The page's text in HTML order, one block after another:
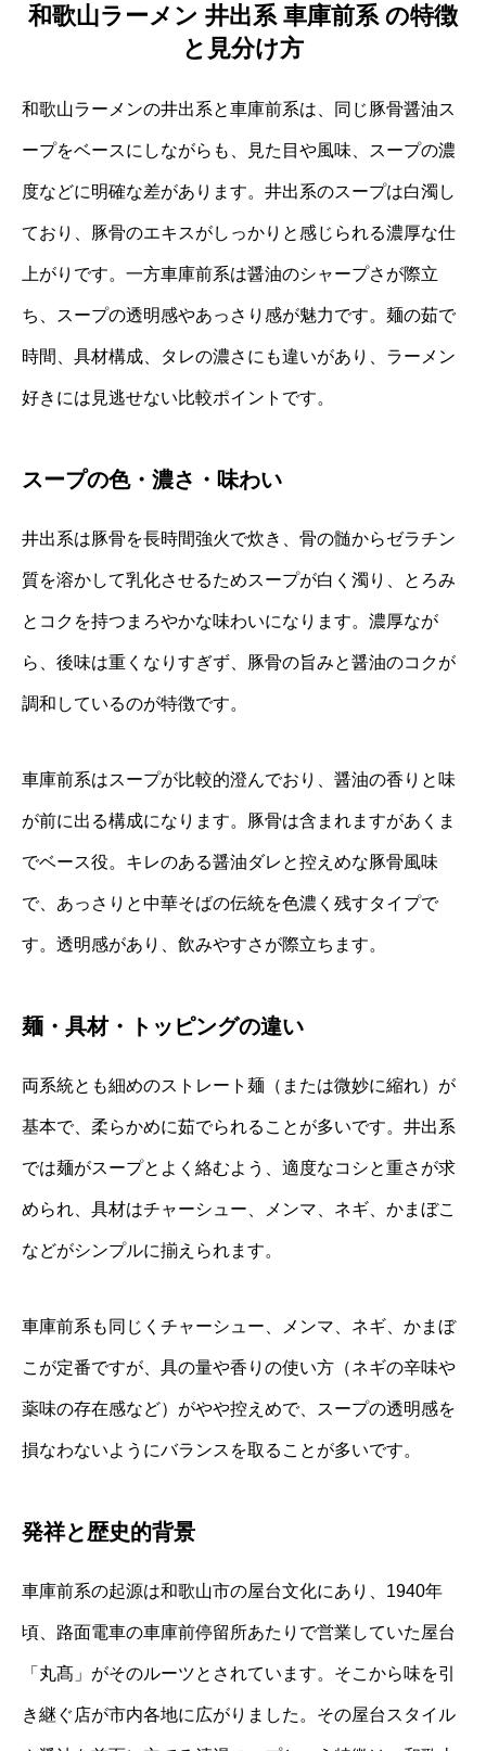
和歌山ラーメン 井出系 車庫前系 の特徴
と見分け方
和歌山ラーメンの井出系と車庫前系は、同じ豚骨醤油ス
ープをベースにしながらも、見た目や風味、スープの濃
度などに明確な差があります。井出系のスープは白濁し
ており、豚骨のエキスがしっかりと感じられる濃厚な仕
上がりです。一方車庫前系は醤油のシャープさが際立
ち、スープの透明感やあっさり感が魅力です。麺の茹で
時間、具材構成、タレの濃さにも違いがあり、ラーメン
好きには見逃せない比較ポイントです。
スープの色・濃さ・味わい
井出系は豚骨を長時間強火で炊き、骨の髄からゼラチン
質を溶かして乳化させるためスープが白く濁り、とろみ
とコクを持つまろやかな味わいになります。濃厚なが
ら、後味は重くなりすぎず、豚骨の旨みと醤油のコクが
調和しているのが特徴です。
車庫前系はスープが比較的澄んでおり、醤油の香りと味
が前に出る構成になります。豚骨は含まれますがあくま
でベース役。キレのある醤油ダレと控えめな豚骨風味
で、あっさりと中華そばの伝統を色濃く残すタイプで
す。透明感があり、飲みやすさが際立ちます。
麺・具材・トッピングの違い
両系統とも細めのストレート麺（または微妙に縮れ）が
基本で、柔らかめに茹でられることが多いです。井出系
では麺がスープとよく絡むよう、適度なコシと重さが求
められ、具材はチャーシュー、メンマ、ネギ、かまぼこ
などがシンプルに揃えられます。
車庫前系も同じくチャーシュー、メンマ、ネギ、かまぼ
こが定番ですが、具の量や香りの使い方（ネギの辛味や
薬味の存在感など）がやや控えめで、スープの透明感を
損なわないようにバランスを取ることが多いです。
発祥と歴史的背景
車庫前系の起源は和歌山市の屋台文化にあり、1940年
頃、路面電車の車庫前停留所あたりで営業していた屋台
「丸髙」がそのルーツとされています。そこから味を引
き継ぐ店が市内各地に広がりました。その屋台スタイル